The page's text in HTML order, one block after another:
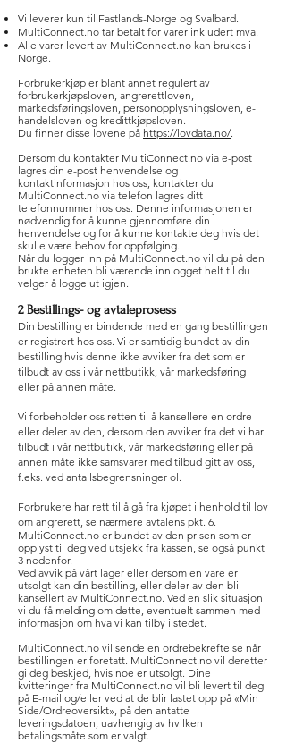
Vi leverer kun til Fastlands-Norge og Svalbard.
MultiConnect.no tar betalt for varer inkludert mva.
Alle varer levert av MultiConnect.no kan brukes i
Norge.
Forbrukerkjøp er blant annet regulert av
forbrukerkjøpsloven, angrerettloven,
markedsføringsloven, personopplysningsloven, e-
handelsloven og kredittkjøpsloven.
Du finner disse lovene på https://lovdata.no/.
Dersom du kontakter MultiConnect.no via e-post
lagres din e-post henvendelse og
kontaktinformasjon hos oss, kontakter du
MultiConnect.no via telefon lagres ditt
telefonnummer hos oss. Denne informasjonen er
nødvendig for å kunne gjennomføre din
henvendelse og for å kunne kontakte deg hvis det
skulle være behov for oppfølging.
Når du logger inn på MultiConnect.no vil du på den
brukte enheten bli værende innlogget helt til du
velger å logge ut igjen.
2 Bestillings- og avtaleprosess
Din bestilling er bindende med en gang bestillingen
er registrert hos oss. Vi er samtidig bundet av din
bestilling hvis denne ikke avviker fra det som er
tilbudt av oss i vår nettbutikk, vår markedsføring
eller på annen måte.
Vi forbeholder oss retten til å kansellere en ordre
eller deler av den, dersom den avviker fra det vi har
tilbudt i vår nettbutikk, vår markedsføring eller på
annen måte ikke samsvarer med tilbud gitt av oss,
f.eks. ved antallsbegrensninger ol.
Forbrukere har rett til å gå fra kjøpet i henhold til lov
om angrerett, se nærmere avtalens pkt. 6.
MultiConnect.no er bundet av den prisen som er
opplyst til deg ved utsjekk fra kassen, se også punkt
3 nedenfor.
Ved avvik på vårt lager eller dersom en vare er
utsolgt kan din bestilling, eller deler av den bli
kansellert av MultiConnect.no. Ved en slik situasjon
vi du få melding om dette, eventuelt sammen med
informasjon om hva vi kan tilby i stedet.
MultiConnect.no vil sende en ordrebekreftelse når
bestillingen er foretatt. MultiConnect.no vil deretter
gi deg beskjed, hvis noe er utsolgt. Dine
kvitteringer fra MultiConnect.no vil bli levert til deg
på E-mail og/eller ved at de blir lastet opp på «Min
Side/Ordreoversikt», på den antatte
leveringsdatoen, uavhengig av hvilken
betalingsmåte som er valgt.